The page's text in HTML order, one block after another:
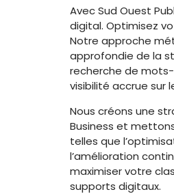
Avec Sud Ouest
digital. Optimisez
Notre approche
approfondie de la
recherche de
visibilité accrue sur
Nous créons une
Business et
telles que
l’amélioration
maximiser votre
supports digitaux.